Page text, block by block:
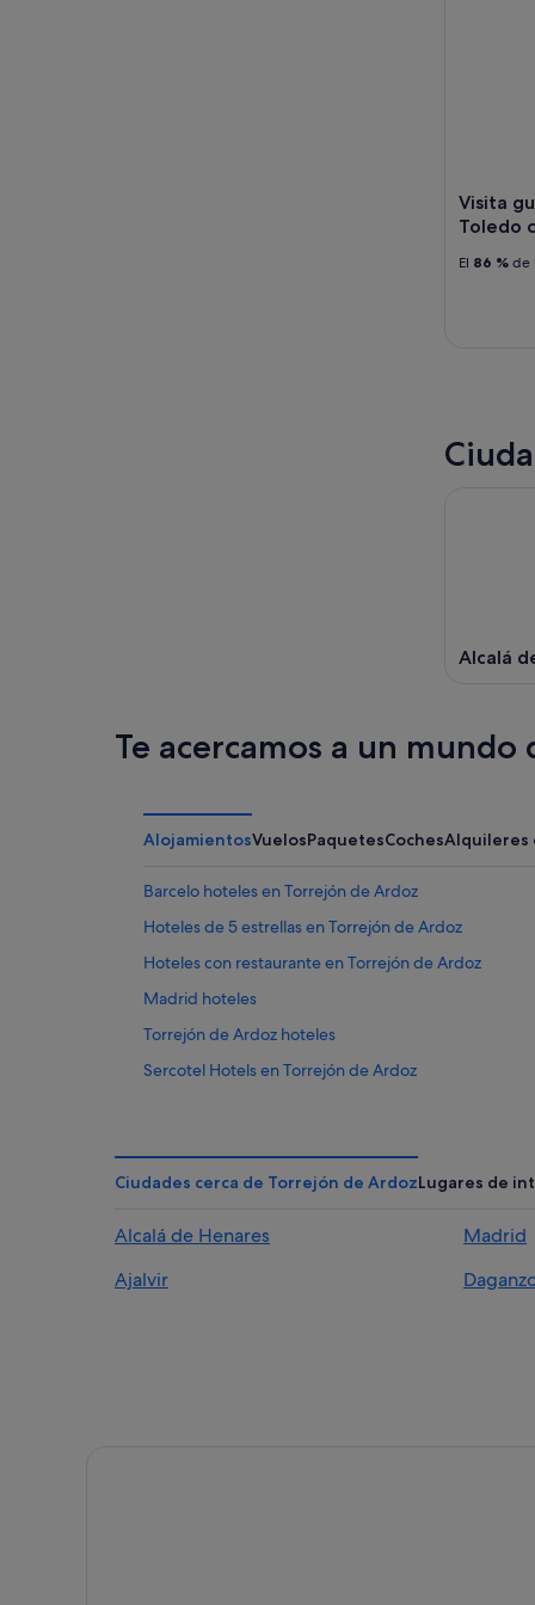
Visita
Toledo
El 86 % de
Alcalá
Te acercamos a un mundo
AlojamientosVuelosPaquetesCochesAlquileres
Barcelo hoteles en Torrejón de Ardoz
Hoteles de 5 estrellas en Torrejón de Ardoz
Hoteles con restaurante en Torrejón de Ardoz
Madrid hoteles
Torrejón de Ardoz hoteles
Sercotel Hotels en Torrejón de Ardoz
Albergues en Torrejón de Ardoz
Silken hoteles en Torrejón de Ardoz
Hilton Hotels en Torrejón de Ardoz
Ciudades cerca de Torrejón de ArdozLugares de
Alcalá de Henares Madrid
Ajalvir